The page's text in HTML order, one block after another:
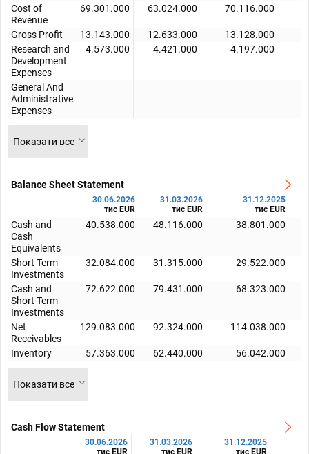
Cost of
Revenue
69.301.000 63.024.000 70.116.000
Gross Profit 13.143.000 12.633.000 13.128.000
Research and
Development
Expenses
4.573.000 4.421.000 4.197.000
General And
Administrative
Expenses
Показати все
Balance Sheet Statement
30.06.2026
тис EUR
31.03.2026
тис EUR
31.12.2025
тис EUR
Cash and
Cash
Equivalents
40.538.000 48.116.000 38.801.000
Short Term
Investments
32.084.000 31.315.000 29.522.000
Cash and
Short Term
Investments
72.622.000 79.431.000 68.323.000
Net
Receivables
129.083.000 92.324.000 114.038.000
Inventory 57.363.000 62.440.000 56.042.000
Показати все
Cash Flow Statement
30.06.2026
тис EUR
31.03.2026
тис EUR
31.12.2025
тис EUR